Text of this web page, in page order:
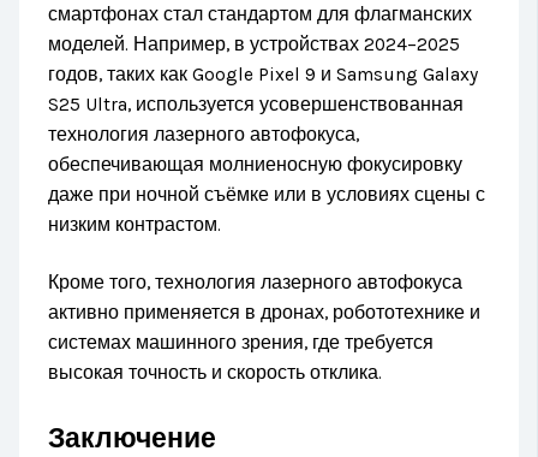
смартфонах стал стандартом для флагманских
моделей. Например, в устройствах 2024–2025
годов, таких как Google Pixel 9 и Samsung Galaxy
S25 Ultra, используется усовершенствованная
технология лазерного автофокуса,
обеспечивающая молниеносную фокусировку
даже при ночной съёмке или в условиях сцены с
низким контрастом.
Кроме того, технология лазерного автофокуса
активно применяется в дронах, робототехнике и
системах машинного зрения, где требуется
высокая точность и скорость отклика.
Заключение